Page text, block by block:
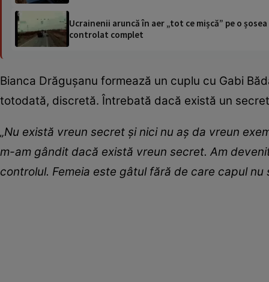
Ucrainenii aruncă în aer „tot ce mișcă” pe o
controlat complet
Bianca Drăgușanu formează un cuplu cu Gabi
totodată, discretă. Întrebată dacă există un
„Nu există vreun secret și nici nu aș da vreun
m-am gândit dacă există vreun secret. Am
controlul. Femeia este gâtul fără de care capul nu